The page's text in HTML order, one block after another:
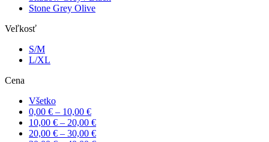
Stone Grey Olive
Veľkosť
S/M
L/XL
Cena
Všetko
0,00 € – 10,00 €
10,00 € – 20,00 €
20,00 € – 30,00 €